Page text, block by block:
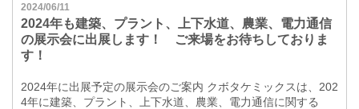
2024/06/11
2024年も建築、プラント、上下水道、農業、電力通信
の展示会に出展します！ ご来場をお待ちしておりま
す！
2024年に出展予定の展示会のご案内 クボタケミックスは、202
4年に建築、プラント、上下水道、農業、電力通信に関する